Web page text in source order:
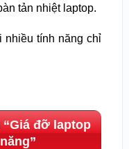
tản nhiệt laptop.
nhiều tính năng chỉ
“Giá đỡ laptop